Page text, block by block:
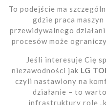
To podejście ma
gdzie praca
przewidywalnego
procesów może
Jeśli interesuje Cię
niezawodności jak LG
czyli nastawiony na
działanie – to
infrastruktury rolę